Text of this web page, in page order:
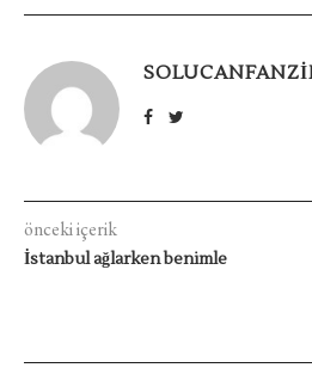
önceki içerik
İstanbul ağlarken benimle